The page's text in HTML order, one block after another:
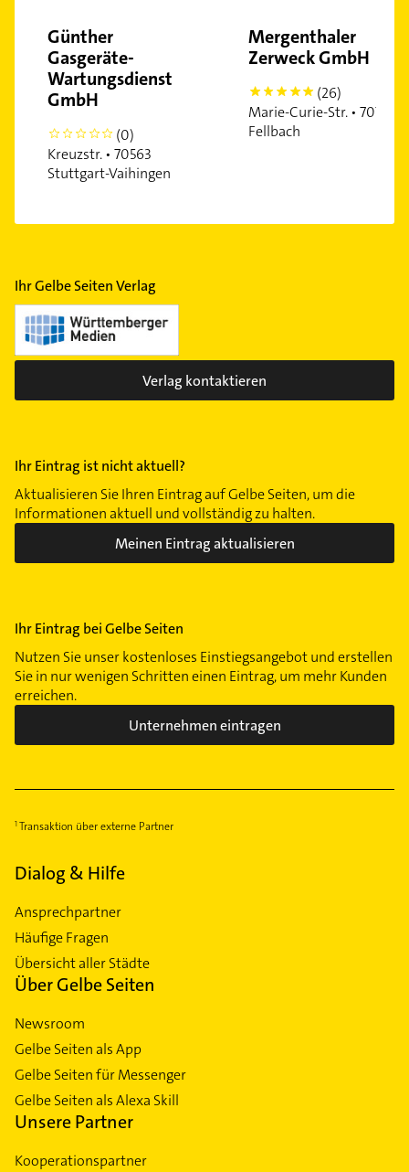
Günther
Gasgeräte-
Wartungsdienst
GmbH
0
(0)
Kreuzstr. • 70563
Stuttgart-Vaihingen
Mergenthaler
Zerweck GmbH
5
(26)
Marie-Curie-Str. • 70736
Fellbach
Ihr Gelbe Seiten Verlag
Verlag kontaktieren
Ihr Eintrag ist nicht aktuell?
Aktualisieren Sie Ihren Eintrag auf Gelbe Seiten, um die
Informationen aktuell und vollständig zu halten.
Meinen Eintrag aktualisieren
Ihr Eintrag bei Gelbe Seiten
Nutzen Sie unser kostenloses Einstiegsangebot und erstellen
Sie in nur wenigen Schritten einen Eintrag, um mehr Kunden
erreichen.
Unternehmen eintragen
Transaktion über externe Partner
Dialog & Hilfe
Ansprechpartner
Häufige Fragen
Übersicht aller Städte
Über Gelbe Seiten
Newsroom
Gelbe Seiten als App
Gelbe Seiten für Messenger
Gelbe Seiten als Alexa Skill
Unsere Partner
Kooperationspartner